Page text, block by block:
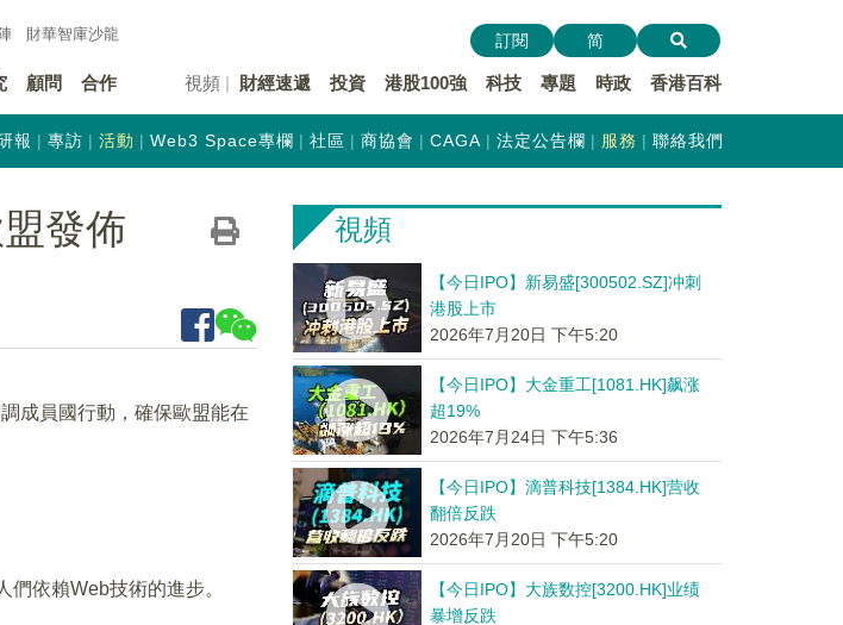
財華智庫沙龍
顧問 合作 視頻 財經速遞 投資 港股100強 科技 專題 時政 香港百科
訂閱 简
報 專訪 活動 Web3 Space專欄 社區 商協會 CAGA 法定公告欄 服務 聯絡我們
發佈
成員國行動，確保歐盟能在
依賴Web技術的進步。
視頻
【今日IPO】新易盛[300502.SZ]冲刺
港股上市
2026年7月20日 下午5:20
【今日IPO】大金重工[1081.HK]飙涨
超19%
2026年7月24日 下午5:36
【今日IPO】滴普科技[1384.HK]营收
翻倍反跌
2026年7月20日 下午5:20
【今日IPO】大族数控[3200.HK]业绩
暴增反跌